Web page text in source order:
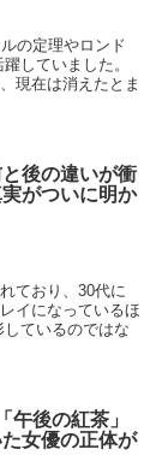
の定理やロンド
していました。
現在は消えたとま
後の違いが衝
がついに明か
ており、30代に
イになっているほ
ているのではな
午後の紅茶」
女優の正体が